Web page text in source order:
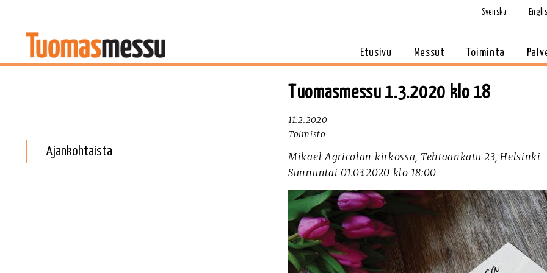
Svenska
Etusivu Messut Toiminta
Ajankohtaista
Tuomasmessu 1.3.2020 klo 18
11.2.2020
Toimisto
Mikael Agricolan kirkossa, Tehtaankatu 23, Helsinki
Sunnuntai 01.03.2020 klo 18:00